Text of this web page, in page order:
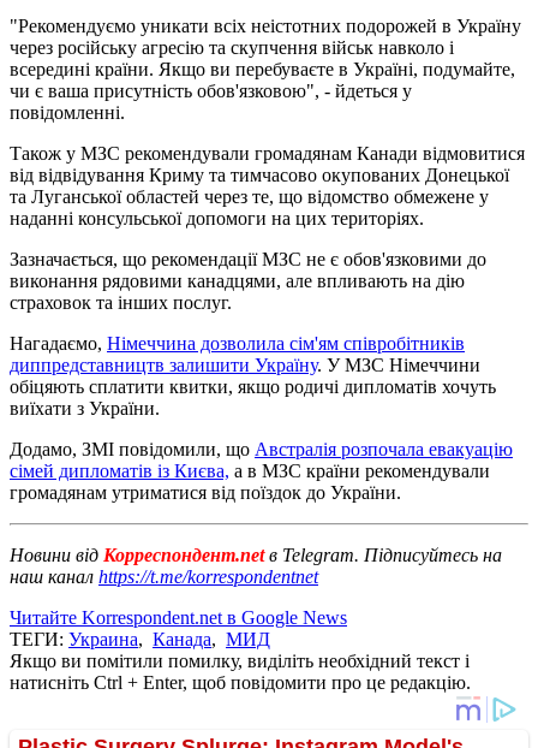
"Рекомендуємо уникати всіх неістотних подорожей в Україну
через російську агресію та скупчення військ навколо і
всередині країни. Якщо ви перебуваєте в Україні, подумайте,
чи є ваша присутність обов'язковою", - йдеться у
повідомленні.
Також у МЗС рекомендували громадянам Канади відмовитися
від відвідування Криму та тимчасово окупованих Донецької
та Луганської областей через те, що відомство обмежене у
наданні консульської допомоги на цих територіях.
Зазначається, що рекомендації МЗС не є обов'язковими до
виконання рядовими канадцями, але впливають на дію
страховок та інших послуг.
Нагадаємо, Німеччина дозволила сім'ям співробітників
диппредставництв залишити Україну. У МЗС Німеччини
обіцяють сплатити квитки, якщо родичі дипломатів хочуть
виїхати з України.
Додамо, ЗМІ повідомили, що Австралія розпочала евакуацію
сімей дипломатів із Києва, а в МЗС країни рекомендували
громадянам утриматися від поїздок до України.
Новини від Корреспондент.netв Telegram. Підписуйтесь на
наш канал https://t.me/korrespondentnet
Читайте Korrespondent.net в Google News
ТЕГИ: Украина, Канада, МИД
Якщо ви помітили помилку, виділіть необхідний текст і
натисніть Ctrl + Enter, щоб повідомити про це редакцію.